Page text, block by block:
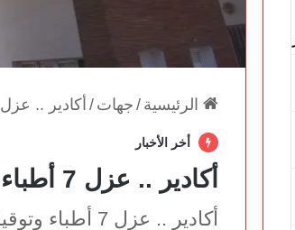
الرئيسية / جهات / أكادير .. عزل 7 أطباء وتوقيف 4 ممرضين و7 قابلات
أخر الأخبار
أكادير .. عزل 7 أطباء وتوقيف 4 ممرضين و7 قابلات
أكادير .. عزل 7 أطباء وتوقيف 4 ممرضين و7 قابلات